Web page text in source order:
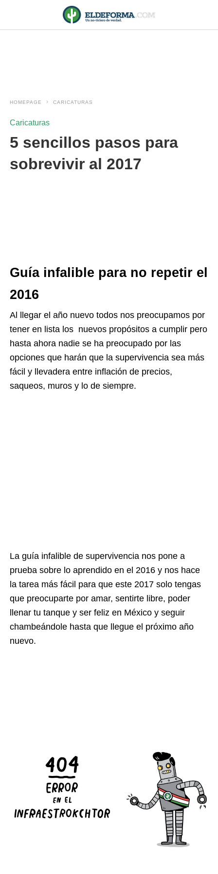
HOMEPAGE CARICATURAS
Caricaturas
5 sencillos pasos para
sobrevivir al 2017
Guía infalible para no repetir el
2016
Al llegar el año nuevo todos nos preocupamos por
tener en lista los nuevos propósitos a cumplir pero
hasta ahora nadie se ha preocupado por las
opciones que harán que la supervivencia sea más
fácil y llevadera entre inflación de precios,
saqueos, muros y lo de siempre.
La guía infalible de supervivencia nos pone a
prueba sobre lo aprendido en el 2016 y nos hace
la tarea más fácil para que este 2017 solo tengas
que preocuparte por amar, sentirte libre, poder
llenar tu tanque y ser feliz en México y seguir
chambeándole hasta que llegue el próximo año
nuevo.